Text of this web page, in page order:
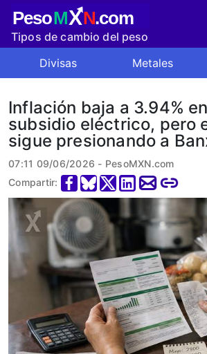
PesoMXN.com
Tipos de cambio del peso
Divisas Metales
Inflación baja a 3.94%
subsidio eléctrico, pero
sigue presionando a
07:11 09/06/2026 - PesoMXN.com
Compartir: